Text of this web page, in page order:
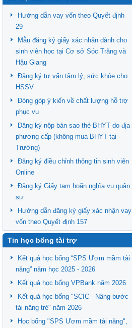
Hướng dẫn vay vốn theo Quyết định
29
Mẫu đăng ký giấy xác nhận dành cho
sinh viên học tại Cơ sở Sóc Trăng và
Hậu Giang
Đăng ký tư vấn tâm lý, sức khỏe cho
HSSV
Đóng góp ý kiến về chất lượng hỗ trợ
phục vụ
Đăng ký nộp bản sao thẻ BHYT do địa
phương cấp (không mua BHYT tại
Trường)
Đăng ký điều chỉnh thông tin sinh viên
Online
Đăng ký Giấy tạm hoãn nghĩa vụ quân
sự
Hướng dẫn đăng ký giấy xác nhận vay
vốn theo Quyết định 157
Tin học bổng tài trợ
Kết quả học bổng “SPS Ươm mầm tài
năng” năm học 2025 - 2026
Kết quả học bổng VPBank năm 2026
Kết quả học bổng "SCIC - Nâng bước
tài năng trẻ" năm 2026
Học bổng "SPS Ươm mầm tài năng",